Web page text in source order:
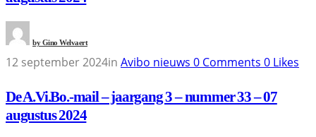
byGino Welvaert
12 september 2024in Avibo nieuws 0 Comments 0 Likes
De A.Vi.Bo.-mail – jaargang 3 – nummer 33 – 07
augustus 2024